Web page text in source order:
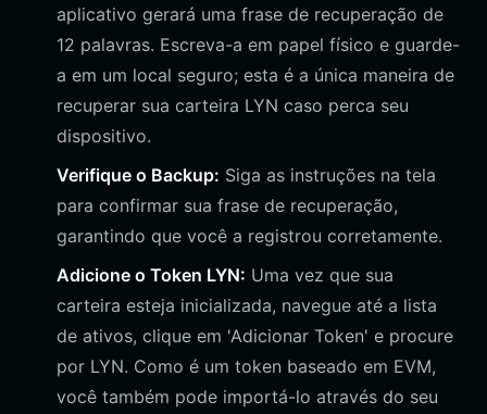
aplicativo gerará uma frase de recuperação de
12 palavras. Escreva-a em papel físico e guarde-
a em um local seguro; esta é a única maneira de
recuperar sua carteira LYN caso perca seu
dispositivo.
Verifique o Backup: Siga as instruções na tela
para confirmar sua frase de recuperação,
garantindo que você a registrou corretamente.
Adicione o Token LYN: Uma vez que sua
carteira esteja inicializada, navegue até a lista
de ativos, clique em 'Adicionar Token' e procure
por LYN. Como é um token baseado em EVM,
você também pode importá-lo através do seu